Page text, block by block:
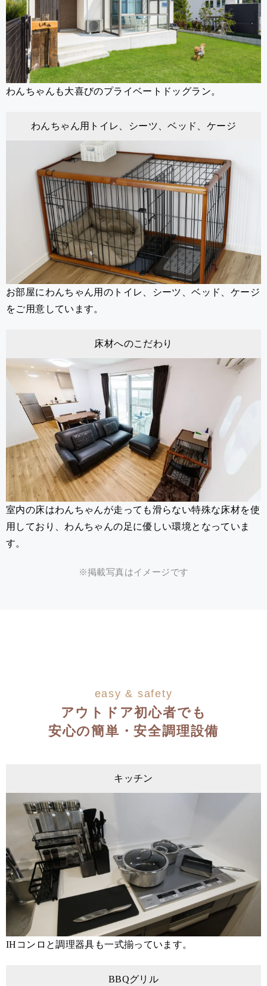
わんちゃんも大喜びのプライベートドッグラン。
わんちゃん用トイレ、シーツ、ベッド、ケージ
お部屋にわんちゃん用のトイレ、シーツ、ベッド、ケージ
をご用意しています。
床材へのこだわり
室内の床はわんちゃんが走っても滑らない特殊な床材を使
用しており、わんちゃんの足に優しい環境となっていま
す。
※掲載写真はイメージです
easy & safety
アウトドア初心者でも
安心の簡単・安全調理設備
キッチン
IHコンロと調理器具も一式揃っています。
BBQグリル